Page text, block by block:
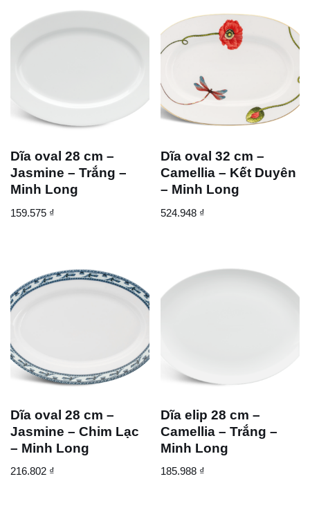
Dĩa oval 28 cm –
Jasmine – Trắng –
Minh Long
159.575 ₫
Dĩa oval 32 cm –
Camellia – Kết Duyên
– Minh Long
524.948 ₫
Dĩa oval 28 cm –
Jasmine – Chim Lạc
– Minh Long
216.802 ₫
Dĩa elip 28 cm –
Camellia – Trắng –
Minh Long
185.988 ₫